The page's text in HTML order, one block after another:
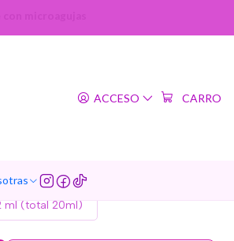
ACCESO CARRO
microagujas
Cosmetics) - 20
con
ml (total 20ml)